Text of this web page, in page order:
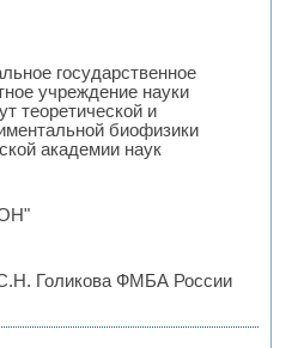
государственное
учреждение науки
теоретической и
биофизики
академии наук
Голикова ФМБА России